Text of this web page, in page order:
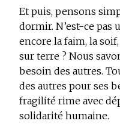
Et puis, pensons
dormir. N’est-ce pas
encore la faim, la
sur terre ? Nous
besoin des autres.
des autres pour ses
fragilité rime avec
solidarité humaine.